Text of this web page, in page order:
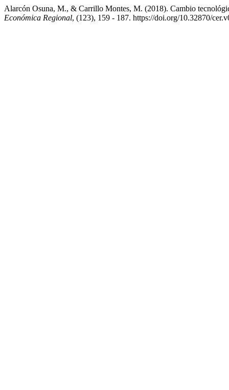
Alarcón Osuna, M., & Carrillo Montes, M. (2018). Cambio
Económica Regional, (123), 159 - 187. https://doi.org/10.32870/